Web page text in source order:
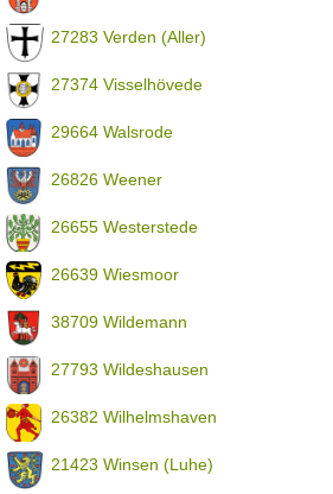
27283 Verden (Aller)
27374 Visselhövede
29664 Walsrode
26826 Weener
26655 Westerstede
26639 Wiesmoor
38709 Wildemann
27793 Wildeshausen
26382 Wilhelmshaven
21423 Winsen (Luhe)